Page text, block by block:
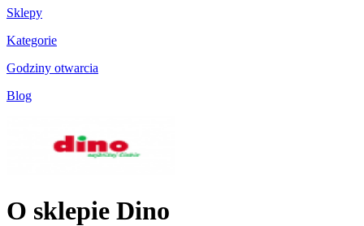
Sklepy
Kategorie
Godziny otwarcia
Blog
O sklepie Dino